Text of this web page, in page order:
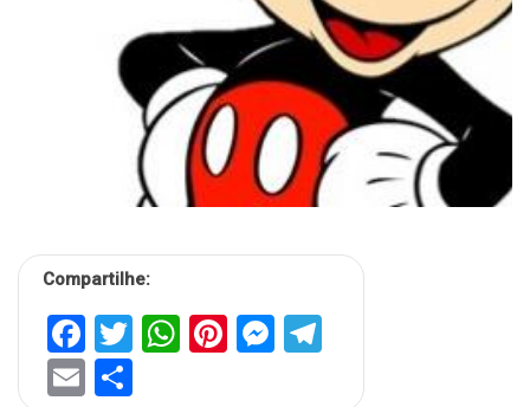
Compartilhe:
Facebook
Twitter
WhatsApp
Pinterest
Messenger
Email